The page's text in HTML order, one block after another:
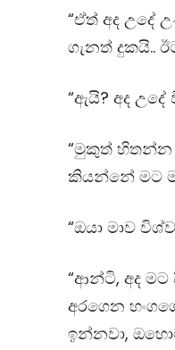
“ඒත් අද උදේ
ගැනත් දුකයි..
“ඇයි? අද
“මුකුත් හිතන්න
කියන්නේ මට
“ඔයා මාව
“ආන්ටි, අද
අරගෙන
ඉන්නවා,